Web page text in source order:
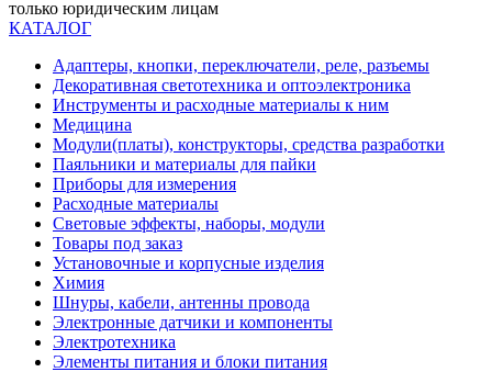
только юридическим лицам
КАТАЛОГ
Адаптеры, кнопки, переключатели, реле, разъемы
Декоративная светотехника и оптоэлектроника
Инструменты и расходные материалы к ним
Медицина
Модули(платы), конструкторы, средства разработки
Паяльники и материалы для пайки
Приборы для измерения
Расходные материалы
Световые эффекты, наборы, модули
Товары под заказ
Установочные и корпусные изделия
Химия
Шнуры, кабели, антенны провода
Электронные датчики и компоненты
Электротехника
Элементы питания и блоки питания